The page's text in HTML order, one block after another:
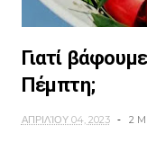
Γιατί
Πέμπτη;
ΑΠΡΙΛΊΟΥ 04, 2023 2